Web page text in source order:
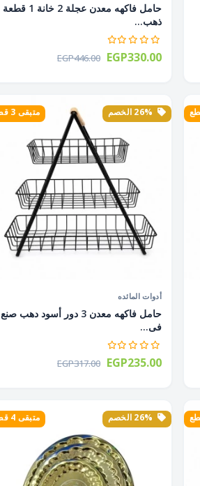
حامل فاكهه معدن عجلة 2 خانة 1 قطعة
ذهب...
EGP446.00 EGP330.00
متبقى 3 قطع
أدوات المائده
حامل فاكهه معدن 3 دور أسود دهب صنع
فى...
EGP317.00 EGP235.00
متبقى 4 قطع